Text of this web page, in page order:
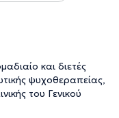
και διετές
ψυχοθεραπείας,
του Γενικού